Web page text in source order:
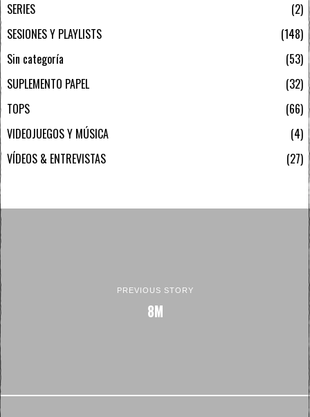
SERIES
2
SESIONES Y PLAYLISTS
148
Sin categoría
53
SUPLEMENTO PAPEL
32
TOPS
66
VIDEOJUEGOS Y MÚSICA
4
VÍDEOS & ENTREVISTAS
27
PREVIOUS STORY
8M